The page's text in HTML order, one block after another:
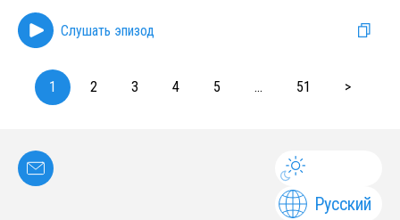
Слушать эпизод
1 2 3 4 5 ... 51 >
Русский